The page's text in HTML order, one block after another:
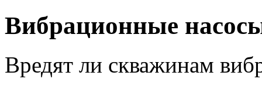
Вибрационные
Вредят ли скважинам